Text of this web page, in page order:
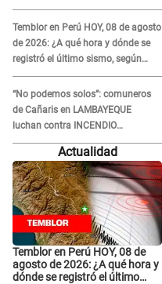
Temblor en Perú HOY, 08 de agosto
de 2026: ¿A qué hora y dónde se
registró el último sismo, según
IGP?
“No podemos solos”: comuneros
de Cañaris en LAMBAYEQUE
luchan contra INCENDIO
FORESTAL que sigue avanzando
Actualidad
Temblor en Perú HOY, 08 de
agosto de 2026: ¿A qué hora y
dónde se registró el último